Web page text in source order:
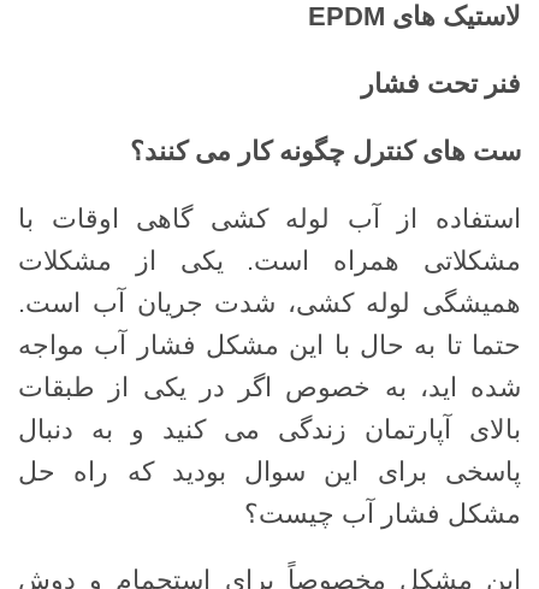
لاستیک های
فنر تحت فشار
ست های کنترل چگونه کار می کنند؟
استفاده از آب لوله کشی گاهی اوقات با
مشکلاتی همراه است. یکی از مشکلات
همیشگی لوله کشی، شدت جریان آب است.
حتما تا به حال با این مشکل فشار آب مواجه
شده اید، به خصوص اگر در یکی از طبقات
بالای آپارتمان زندگی می کنید و به دنبال
پاسخی برای این سوال بودید که راه حل
مشکل فشار آب چیست؟
این مشکل مخصوصاً برای استحمام و دوش